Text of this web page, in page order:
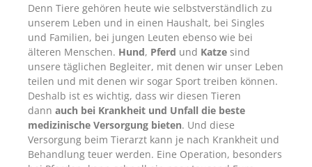
Denn Tiere gehören heute wie selbstverständlich zu
unserem Leben und in einen Haushalt, bei Singles
und Familien, bei jungen Leuten ebenso wie bei
älteren Menschen. Hund, Pferd und Katze sind
unsere täglichen Begleiter, mit denen wir unser Leben
teilen und mit denen wir sogar Sport treiben können.
Deshalb ist es wichtig, dass wir diesen Tieren
dann auch bei Krankheit und Unfall die beste
medizinische Versorgung bieten. Und diese
Versorgung beim Tierarzt kann je nach Krankheit und
Behandlung teuer werden. Eine Operation, besonders